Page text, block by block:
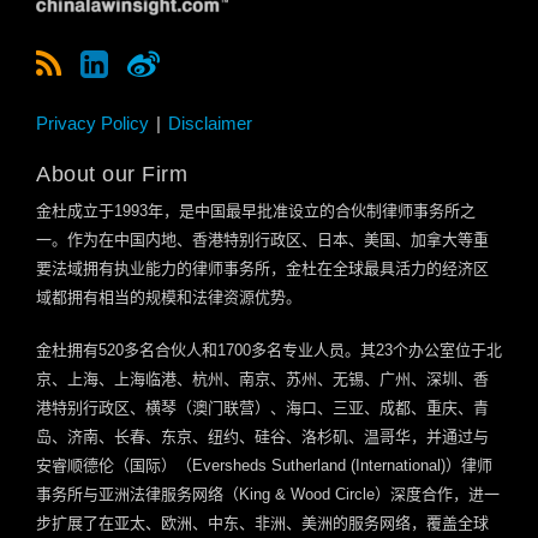
Privacy Policy Disclaimer
About our Firm
金杜成立于1993年，是中国最早批准设立的合伙制律师事务所之
一。作为在中国内地、香港特别行政区、日本、美国、加拿大等重
要法域拥有执业能力的律师事务所，金杜在全球最具活力的经济区
域都拥有相当的规模和法律资源优势。
金杜拥有520多名合伙人和1700多名专业人员。其23个办公室位于北
京、上海、上海临港、杭州、南京、苏州、无锡、广州、深圳、香
港特别行政区、横琴（澳门联营）、海口、三亚、成都、重庆、青
岛、济南、长春、东京、纽约、硅谷、洛杉矶、温哥华，并通过与
安睿顺德伦（国际）（Eversheds Sutherland (International)）律师
事务所与亚洲法律服务网络（King & Wood Circle）深度合作，进一
步扩展了在亚太、欧洲、中东、非洲、美洲的服务网络，覆盖全球